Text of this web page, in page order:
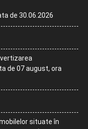
de 30.06.2026
de 07 august, ora
situate în